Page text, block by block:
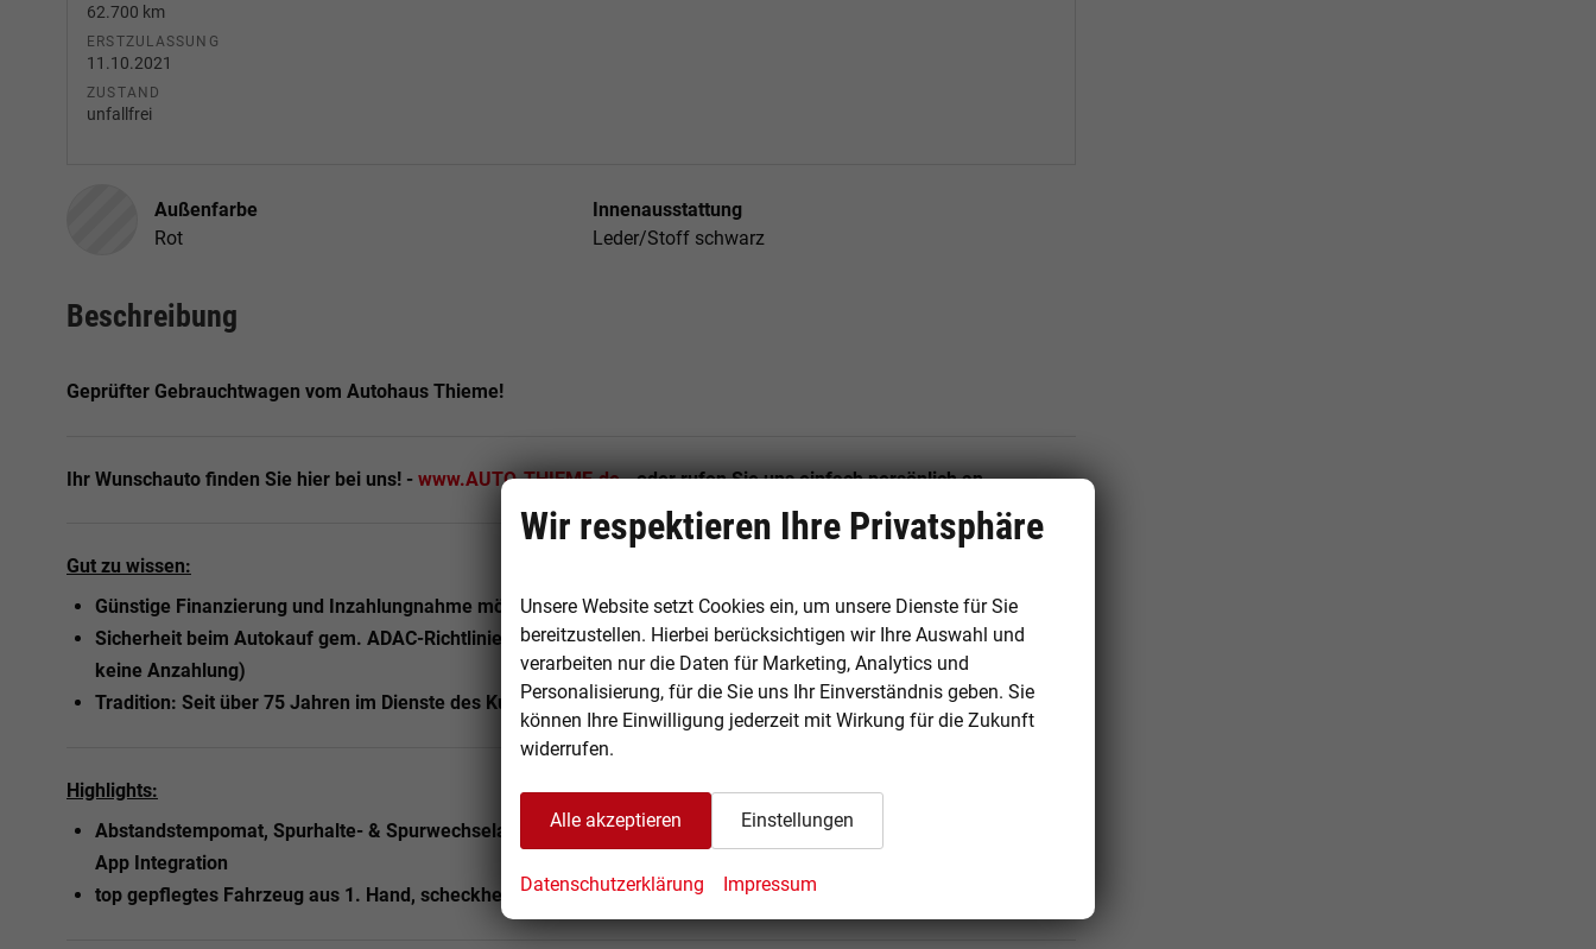
62.700 km
ERSTZULASSUNG
11.10.2021
ZUSTAND
unfallfrei
Außenfarbe
Rot
Innenausstattung
Leder/Stoff schwarz
Beschreibung
Geprüfter Gebrauchtwagen vom Autohaus Thieme!
Ihr Wunschauto finden Sie hier bei uns! - www.AUTO-THIEME.de- oder rufen Sie uns einfach persönlich an.
Gut zu wissen:
Günstige Finanzierung und Inzahlungnahme möglich
Sicherheit beim Autokauf gem. ADAC-Richtlinie (Kaufvertrag nach deutschem Recht, kein Vermittlungsvertrag,
keine Anzahlung)
Tradition: Seit über 75 Jahren im Dienste des Kunden - Ihre Familie Thieme
Highlights:
Abstandstempomat, Spurhalte- & Spurwechselassistent, Rückfahrkamera, Frontkamera, Sitz- & Lenkradheizung,
App Integration
top gepflegtes Fahrzeug aus 1. Hand, scheckheftgepflegt, unfallfrei
Wir respektieren Ihre Privatsphäre
Unsere Website setzt Cookies ein, um unsere Dienste für Sie
bereitzustellen. Hierbei berücksichtigen wir Ihre Auswahl und
verarbeiten nur die Daten für Marketing, Analytics und
Personalisierung, für die Sie uns Ihr Einverständnis geben. Sie
können Ihre Einwilligung jederzeit mit Wirkung für die Zukunft
widerrufen.
Alle akzeptieren Einstellungen
Datenschutzerklärung Impressum